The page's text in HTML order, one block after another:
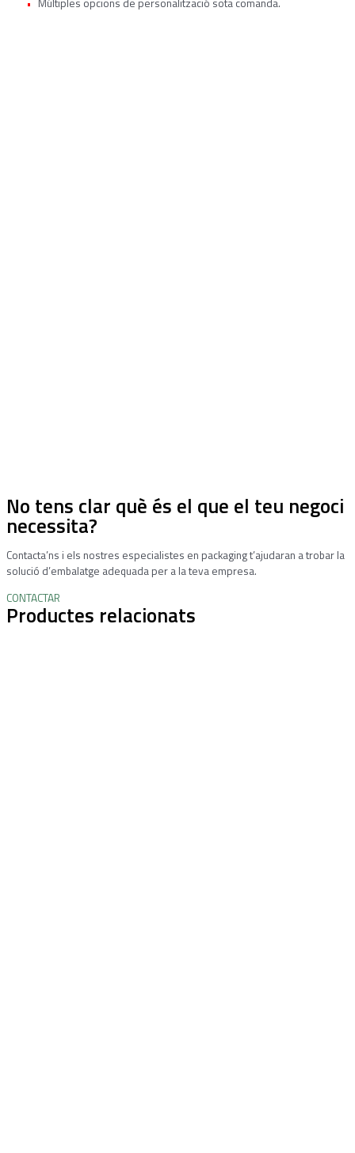
No tens clar què és el que el teu negoci
necessita?
Contacta’ns i els nostres especialistes en packaging t’ajudaran a trobar la
solució d’embalatge adequada per a la teva empresa.
CONTACTAR
Productes relacionats